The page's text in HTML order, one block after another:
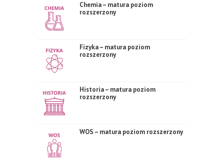
Chemia – matura poziom
rozszerzony
Fizyka – matura poziom
rozszerzony
Historia – matura poziom
rozszerzony
WOS – matura poziom rozszerzony